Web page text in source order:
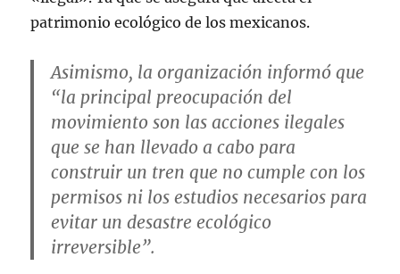
patrimonio ecológico de los mexicanos.
Asimismo, la organización informó que
“la principal preocupación del
movimiento son las acciones ilegales
que se han llevado a cabo para
construir un tren que no cumple con los
permisos ni los estudios necesarios para
evitar un desastre ecológico
irreversible”.